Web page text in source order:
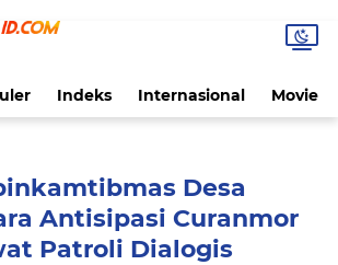
Indeks Internasional Movie
Desa
Antisipasi Curanmor
Patroli Dialogis